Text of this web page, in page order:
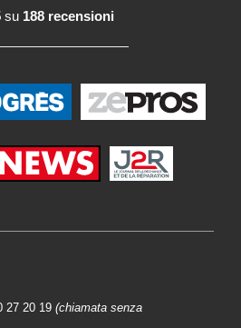
su 188 recensioni
27 20 19 (chiamata senza